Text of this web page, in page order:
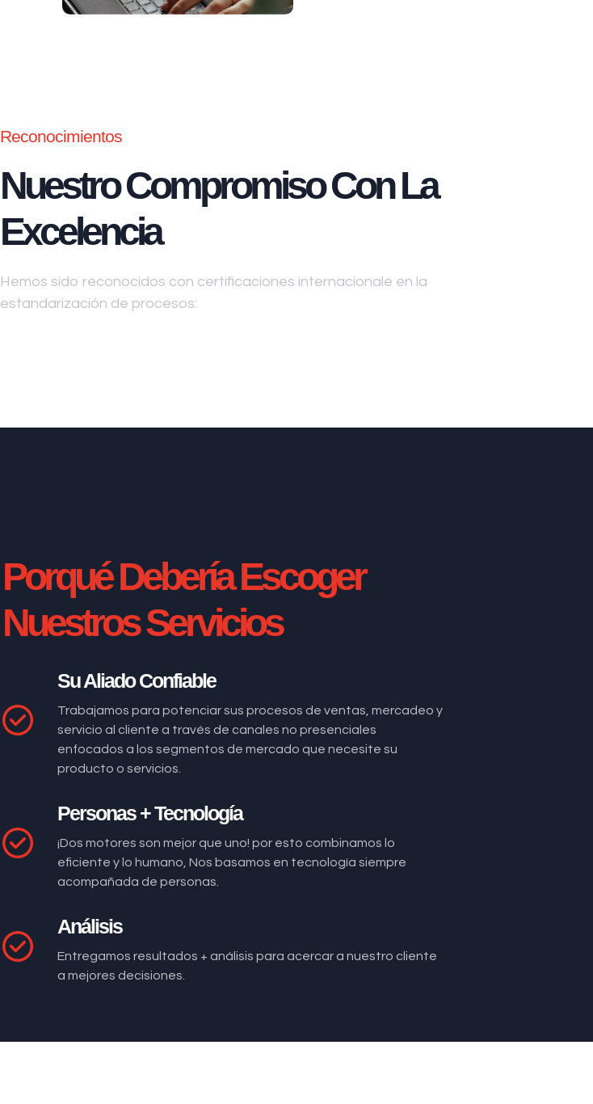
Reconocimientos
Nuestro Compromiso Con La
Excelencia
Hemos sido reconocidos con certificaciones internacionale en la
estandarización de procesos:
Porqué Debería Escoger
Nuestros Servicios
Su Aliado Confiable
Trabajamos para potenciar sus procesos de ventas, mercadeo y
servicio al cliente a través de canales no presenciales
enfocados a los segmentos de mercado que necesite su
producto o servicios.
Personas + Tecnología
¡Dos motores son mejor que uno! por esto combinamos lo
eficiente y lo humano, Nos basamos en tecnología siempre
acompañada de personas.
Análisis
Entregamos resultados + análisis para acercar a nuestro cliente
a mejores decisiones.